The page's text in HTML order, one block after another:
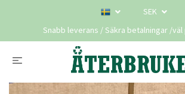
SEK
Snabb leverans / Säkra betalningar /